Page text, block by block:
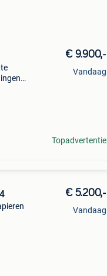
€ 9.900,-
Vandaag
Topadvertentie
€ 5.200,-
Vandaag